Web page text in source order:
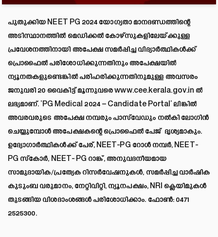
പുതുക്കിയ NEET PG 2024 യോഗ്യതാ മാനദണ്ഡത്തിന്റെ
അടിസ്ഥാനത്തിൽ മെഡിക്കൽ കോഴ്സുകളിലേയ്ക്കുള്ള
പ്രവേശനത്തിനായി അപേക്ഷ സമർപ്പിച്ച വിദ്യാർത്ഥികൾക്ക്
പ്രൊഫൈൽ പരിശോധിക്കുന്നതിനും അപേക്ഷയിൽ
ന്യൂനതകളുണ്ടെങ്കിൽ പരിഹരിക്കുന്നതിനുമുള്ള അവസരം
ജനുവരി 20 വൈകിട്ട് മൂന്നുവരെwww.cee.kerala.gov.in ൽ
ലഭ്യമാണ്. ‘PG Medical 2024 – Candidate Portal’ ലിങ്കിൽ
അവരവരുടെ അപേക്ഷ നമ്പരും പാസ്‌വേഡും നൽകി ലോഗിൻ
ചെയ്യുമ്പോൾ അപേക്ഷകന്റെ പ്രൊഫൈൽ പേജ് ദൃശ്യമാകും.
ഉദ്യോഗാർത്ഥികൾക്ക് പേര്, NEET-PG റോൾ നമ്പർ, NEET-
PG സ്‌കോർ, NEET- PG റാങ്ക്, അനുവദനീയമായ
സാമുദായിക/പ്രത്യേക റിസർവേഷനുകൾ, സമർപ്പിച്ച വാർഷിക
കുടുംബ വരുമാനം, നേറ്റിവിറ്റി, ന്യൂനപക്ഷം, NRI ക്ലെയിമുകൾ
തുടങ്ങിയ വിശദാംശങ്ങൾ പരിശോധിക്കാം. ഫോൺ: 0471
2525300.